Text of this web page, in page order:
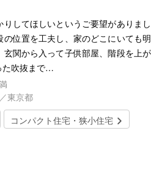
してほしいというご要望がありまし
位置を工夫し、家のどこにいても明
関から入って子供部屋、階段を上が
た吹抜まで…
東京都
コンパクト住宅・狭小住宅